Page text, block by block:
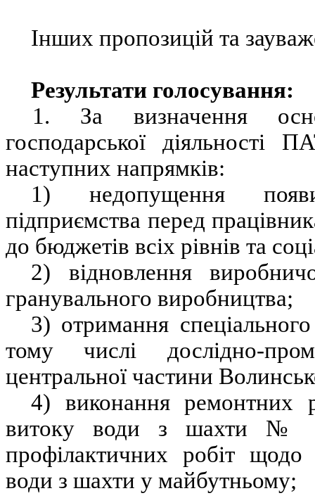
Інших пропозицій та
Результати голосування:
1. За визначення
господарської діяльності
наступних напрямків:
1) недопущення появи
підприємства перед
до бюджетів всіх рівнів та
2) відновлення
гранувального виробництва;
3) отримання
тому числі дослідно-
центральної частини
4) виконання ремонтних
витоку води з шахти № 3
профілактичних робіт
води з шахти у майбутньому;